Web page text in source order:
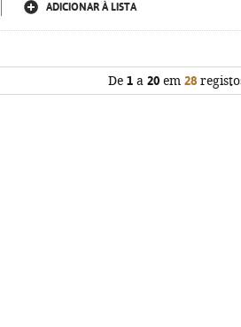
ADICIONAR À LISTA
De 1a 20em 28